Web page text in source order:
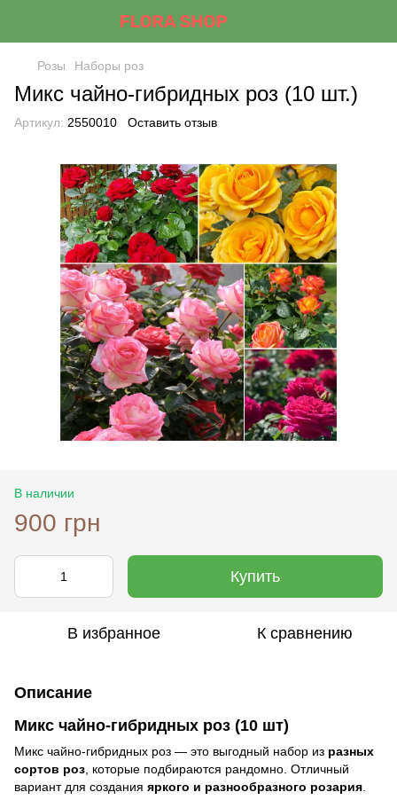
Розы Наборы роз
Микс чайно-гибридных роз (10 шт.)
Артикул: 2550010 Оставить отзыв
В наличии
900 грн
Купить
В избранное К сравнению
Описание
Микс чайно-гибридных роз (10 шт)
Микс чайно-гибридных роз — это выгодный набор из разных
сортов роз , которые подбираются рандомно. Отличный
вариант для создания яркого и разнообразного розария